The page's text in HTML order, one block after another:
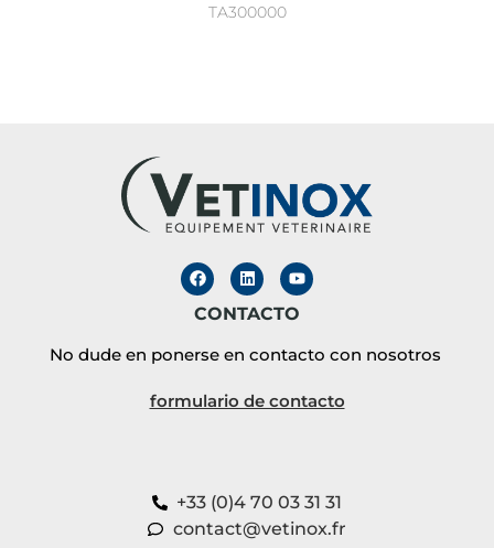
TA300000
CONTACTO
No dude en ponerse en contacto con nosotros
formulario de contacto
+33 (0)4 70 03 31 31
contact@vetinox.fr